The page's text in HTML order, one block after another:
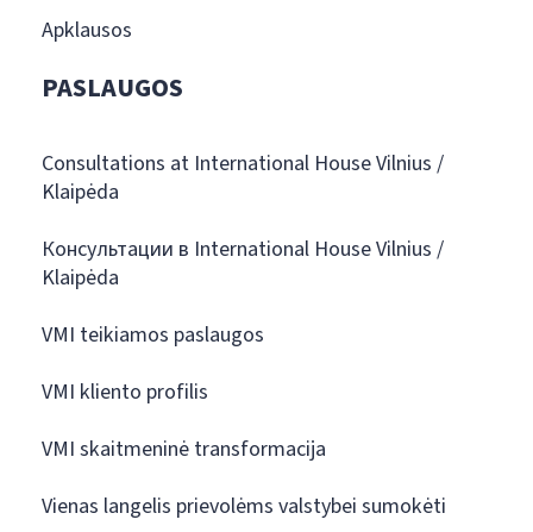
Apklausos
PASLAUGOS
Consultations at International House Vilnius /
Klaipėda
Консультации в International House Vilnius /
Klaipėda
VMI teikiamos paslaugos
VMI kliento profilis
VMI skaitmeninė transformacija
Vienas langelis prievolėms valstybei sumokėti